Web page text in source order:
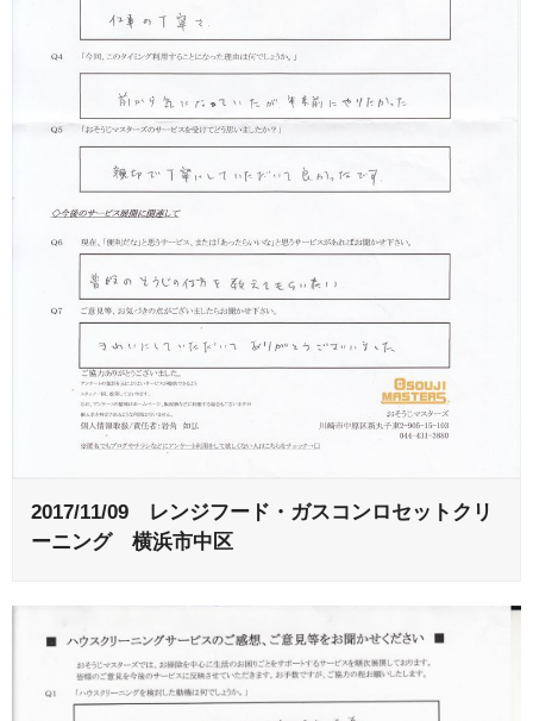
2017/11/09 レンジフード・ガスコンロセットクリ
ーニング 横浜市中区